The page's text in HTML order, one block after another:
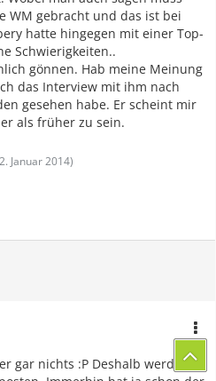
WM gebracht und das ist bei
hatte hingegen mit einer Top-
Schwierigkeiten..
gönnen. Hab meine Meinung
das Interview mit ihm nach
gesehen habe. Er scheint mir
als früher zu sein.
2. Januar 2014)
gar nichts :P Deshalb werde ich